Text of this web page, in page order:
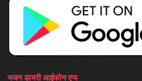
भजन डायरी आईफोन एप्प